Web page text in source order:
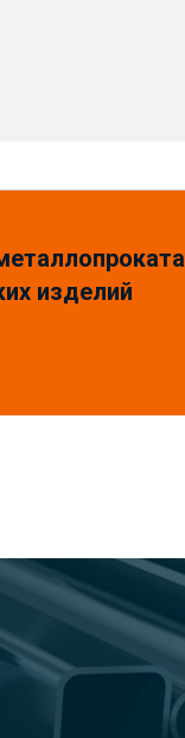
изделий